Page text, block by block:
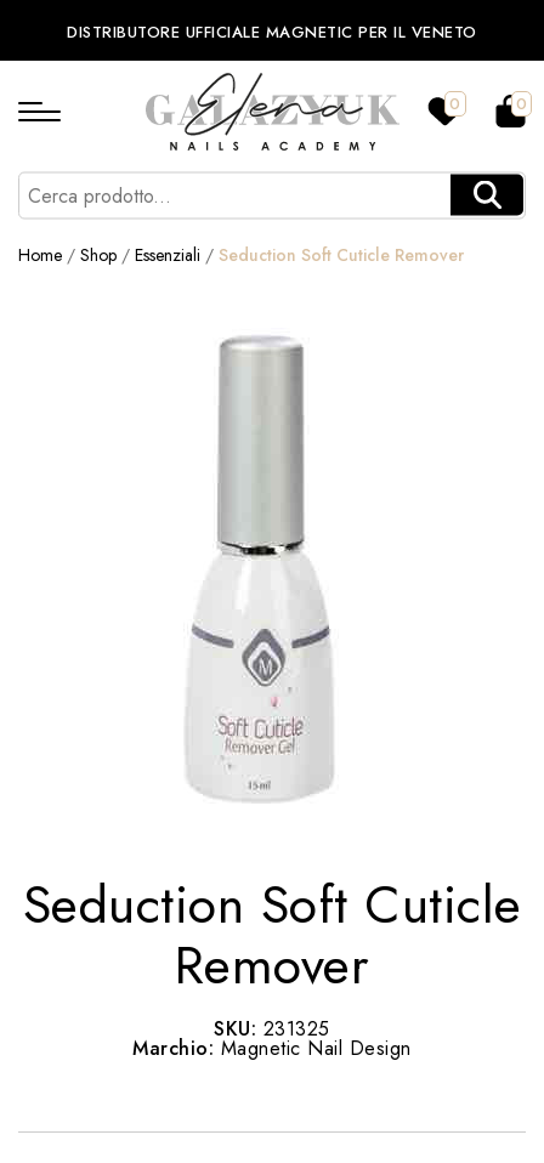
DISTRIBUTORE UFFICIALE MAGNETIC PER IL VENETO
0 0
Home / Shop / Essenziali / Seduction Soft Cuticle Remover
Seduction Soft Cuticle
Remover
SKU: 231325
Marchio: Magnetic Nail Design